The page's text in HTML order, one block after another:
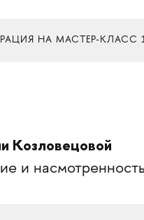
НА МАСТЕР-КЛАСС
Козловецовой
и